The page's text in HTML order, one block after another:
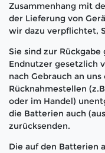
Zusammenhang mit
der Lieferung von
wir dazu verpflichtet,
Sie sind zur
Endnutzer gesetzlich
nach Gebrauch an
Rücknahmestellen
oder im Handel)
die Batterien auch
zurücksenden.
Die auf den Batterien